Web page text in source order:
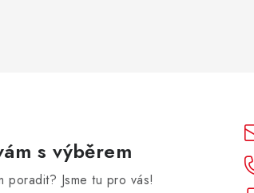
s výběrem
poradit? Jsme tu pro vás!